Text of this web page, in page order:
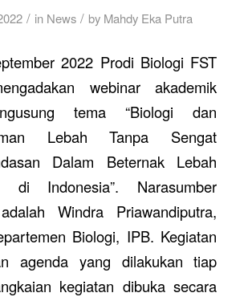
/ in News / by Mahdy Eka Putra
2022 Prodi Biologi FST
webinar akademik
tema “Biologi dan
Lebah Tanpa Sengat
Dalam Beternak Lebah
di Indonesia”. Narasumber
Windra Priawandiputra,
Biologi, IPB. Kegiatan
agenda yang dilakukan tiap
kegiatan dibuka secara